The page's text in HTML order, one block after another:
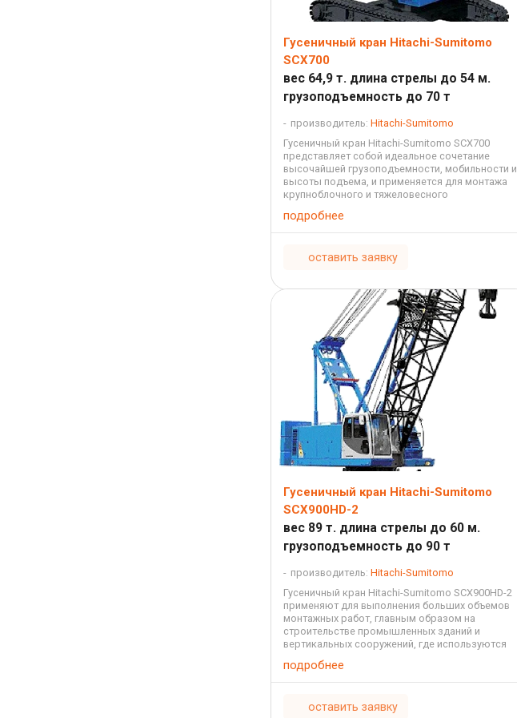
Гусеничный кран Hitachi-Sumitomo
SCX700
вес 64,9 т. длина стрелы до 54 м.
грузоподъемность до 70 т
производитель: Hitachi-Sumitomo
Гусеничный кран Hitachi-Sumitomo SCX700
представляет собой идеальное сочетание
высочайшей грузоподъемности, мобильности и
высоты подъема, и применяется для монтажа
крупноблочного и тяжеловесного
реконструкции ...
подробнее
оставить заявку
Гусеничный кран Hitachi-Sumitomo
SCX900HD-2
вес 89 т. длина стрелы до 60 м.
грузоподъемность до 90 т
производитель: Hitachi-Sumitomo
Гусеничный кран Hitachi-Sumitomo SCX900HD-2
применяют для выполнения больших объемов
монтажных работ, главным образом на
строительстве промышленных зданий и
вертикальных сооружений, где используются
...
подробнее
оставить заявку